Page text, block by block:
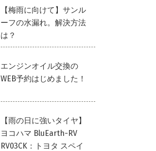
【梅雨に向けて】サンル
ーフの水漏れ。解決方法
は？
エンジンオイル交換の
WEB予約はじめました！
【雨の日に強いタイヤ】
ヨコハマ BluEarth-RV
RV03CK：トヨタ スペイ